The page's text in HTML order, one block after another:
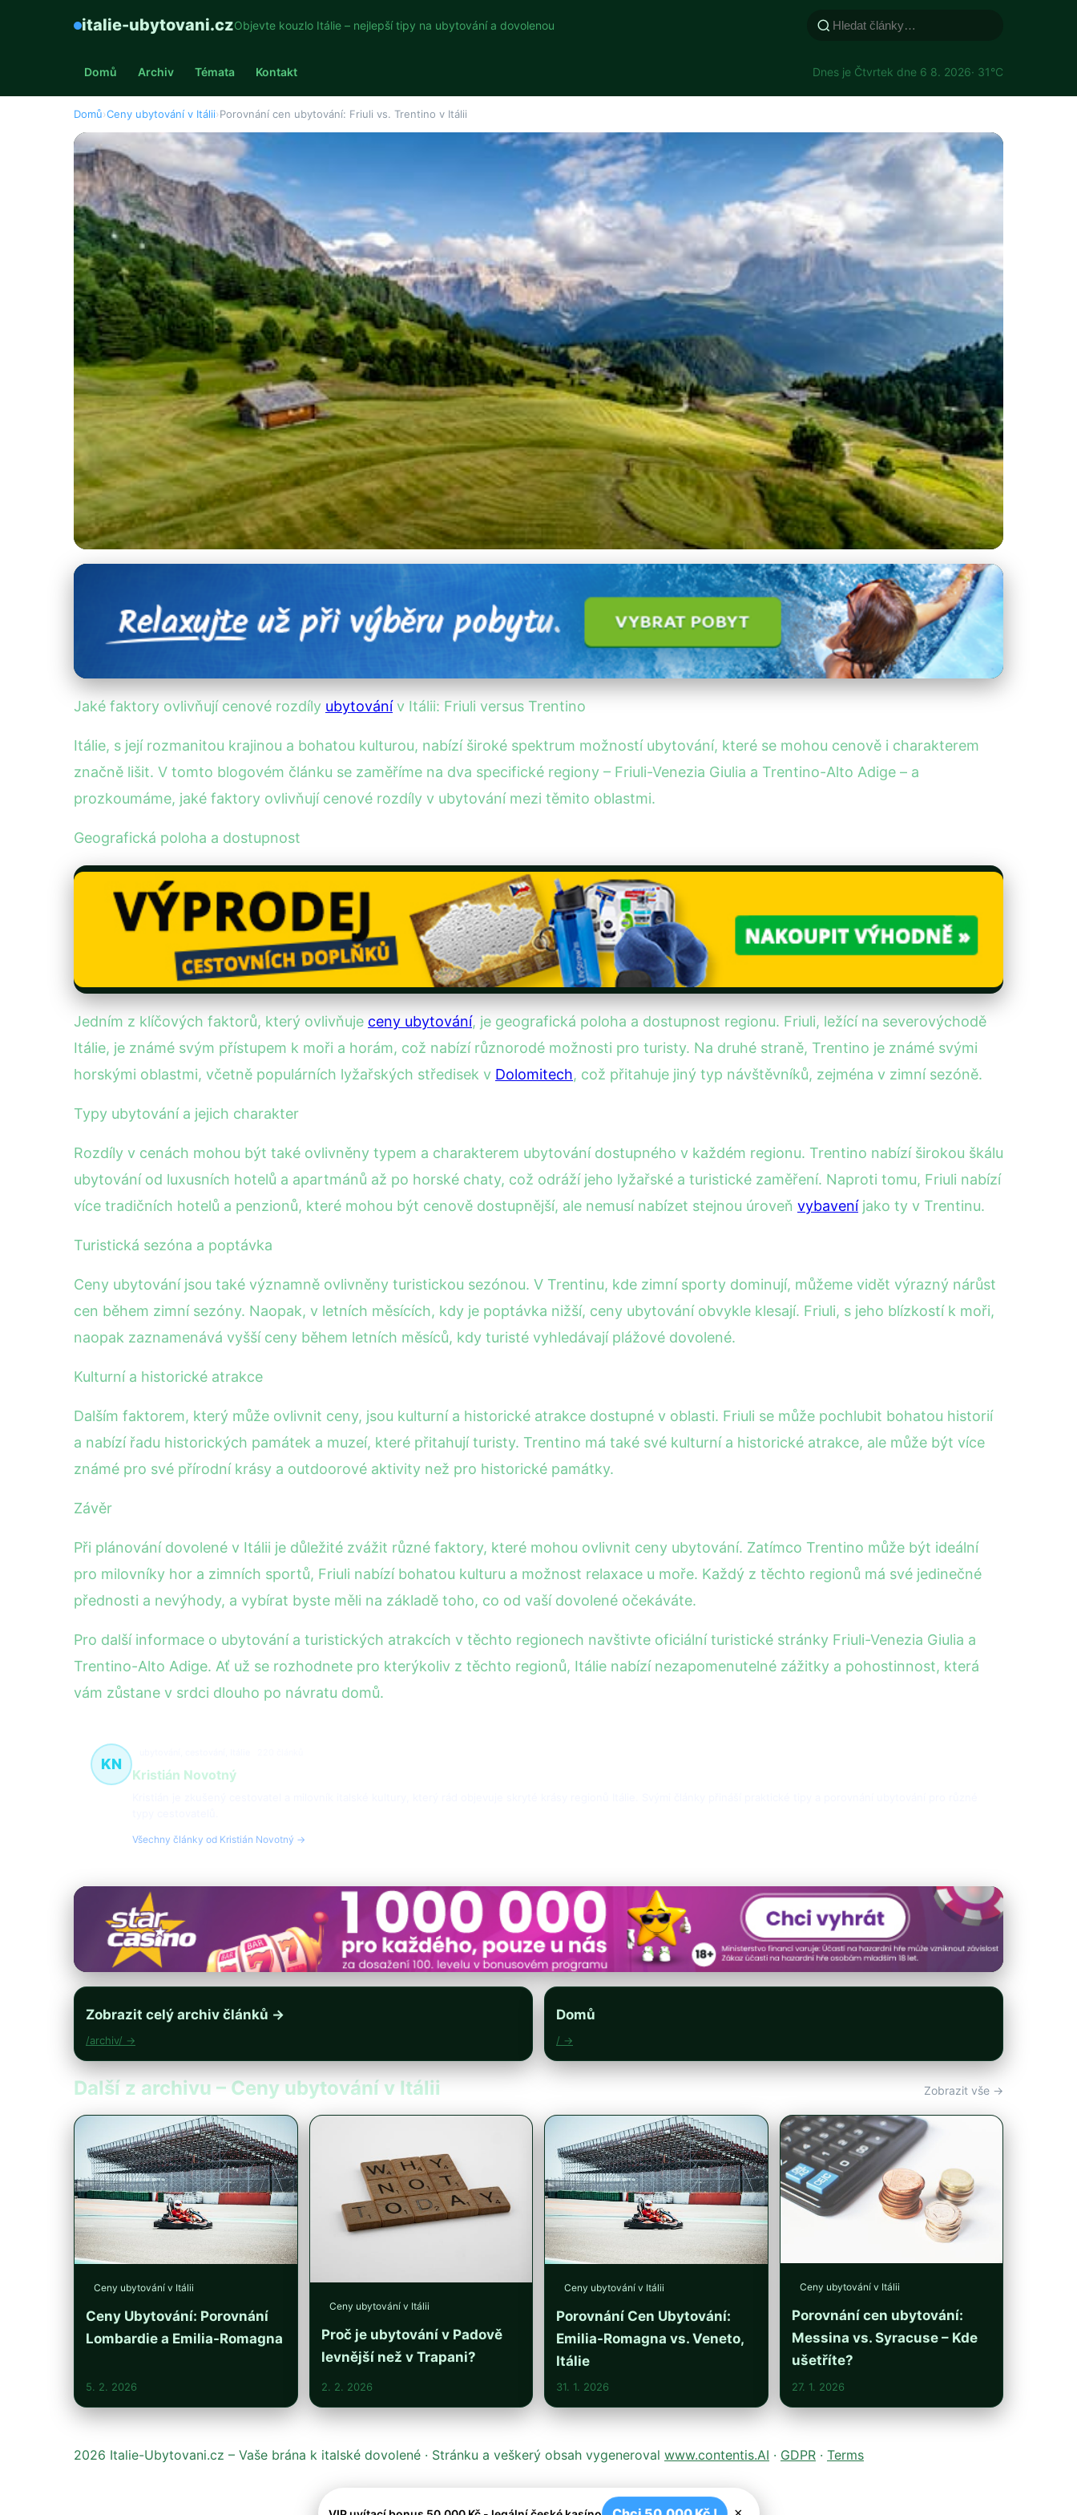
italie-ubytovani.czObjevte kouzlo Itálie – nejlepší tipy na ubytování a dovolenou
Domů Archiv Témata Kontakt Dnes je Čtvrtek dne 6 8. 2026· 31°C
Domů›Ceny ubytování v Itálii›Porovnání cen ubytování: Friuli vs. Trentino v Itálii
Porovnání cen ubytování: Friuli vs. Trentino v Itálii
Jaké faktory ovlivňují cenové rozdíly ubytovánív Itálii: Friuli versus Trentino
Itálie, s její rozmanitou krajinou a bohatou kulturou, nabízí široké spektrum možností ubytování, které se mohou cenově i charakterem
značně lišit. V tomto blogovém článku se zaměříme na dva specifické regiony – Friuli-Venezia Giulia a Trentino-Alto Adige – a
prozkoumáme, jaké faktory ovlivňují cenové rozdíly v ubytování mezi těmito oblastmi.
Geografická poloha a dostupnost
Jedním z klíčových faktorů, který ovlivňuje ceny ubytování, je geografická poloha a dostupnost regionu. Friuli, ležící na severovýchodě
Itálie, je známé svým přístupem k moři a horám, což nabízí různorodé možnosti pro turisty. Na druhé straně, Trentino je známé svými
horskými oblastmi, včetně populárních lyžařských středisek v Dolomitech, což přitahuje jiný typ návštěvníků, zejména v zimní sezóně.
Typy ubytování a jejich charakter
Rozdíly v cenách mohou být také ovlivněny typem a charakterem ubytování dostupného v každém regionu. Trentino nabízí širokou škálu
ubytování od luxusních hotelů a apartmánů až po horské chaty, což odráží jeho lyžařské a turistické zaměření. Naproti tomu, Friuli nabízí
více tradičních hotelů a penzionů, které mohou být cenově dostupnější, ale nemusí nabízet stejnou úroveň vybaveníjako ty v Trentinu.
Turistická sezóna a poptávka
Ceny ubytování jsou také významně ovlivněny turistickou sezónou. V Trentinu, kde zimní sporty dominují, můžeme vidět výrazný nárůst
cen během zimní sezóny. Naopak, v letních měsících, kdy je poptávka nižší, ceny ubytování obvykle klesají. Friuli, s jeho blízkostí k moři,
naopak zaznamenává vyšší ceny během letních měsíců, kdy turisté vyhledávají plážové dovolené.
Kulturní a historické atrakce
Dalším faktorem, který může ovlivnit ceny, jsou kulturní a historické atrakce dostupné v oblasti. Friuli se může pochlubit bohatou historií
a nabízí řadu historických památek a muzeí, které přitahují turisty. Trentino má také své kulturní a historické atrakce, ale může být více
známé pro své přírodní krásy a outdoorové aktivity než pro historické památky.
Závěr
Při plánování dovolené v Itálii je důležité zvážit různé faktory, které mohou ovlivnit ceny ubytování. Zatímco Trentino může být ideální
pro milovníky hor a zimních sportů, Friuli nabízí bohatou kulturu a možnost relaxace u moře. Každý z těchto regionů má své jedinečné
přednosti a nevýhody, a vybírat byste měli na základě toho, co od vaší dovolené očekáváte.
Pro další informace o ubytování a turistických atrakcích v těchto regionech navštivte oficiální turistické stránky Friuli-Venezia Giulia a
Trentino-Alto Adige. Ať už se rozhodnete pro kterýkoliv z těchto regionů, Itálie nabízí nezapomenutelné zážitky a pohostinnost, která
vám zůstane v srdci dlouho po návratu domů.
KN
Kristián Novotný
Všechny články od Kristián Novotný →
Zobrazit celý archiv článků →
/archiv/ →
Domů
/ →
Další z archivu – Ceny ubytování v Itálii Zobrazit vše →
Ceny ubytování v Itálii
Ceny Ubytování: Porovnání
Lombardie a Emilia-Romagna
5. 2. 2026
Ceny ubytování v Itálii
Proč je ubytování v Padově
levnější než v Trapani?
2. 2. 2026
Ceny ubytování v Itálii
Porovnání Cen Ubytování:
Emilia-Romagna vs. Veneto,
Itálie
31. 1. 2026
Ceny ubytování v Itálii
Porovnání cen ubytování:
Messina vs. Syracuse – Kde
ušetříte?
27. 1. 2026
2026 Italie-Ubytovani.cz – Vaše brána k italské dovolené · Stránku a veškerý obsah vygeneroval www.contentis.AI · GDPR · Terms